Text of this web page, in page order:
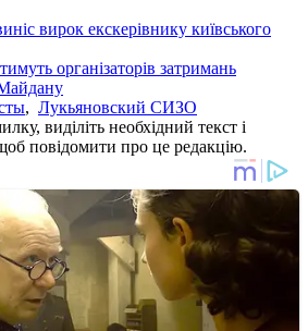
вирок екскерівнику київського
організаторів затримань
, Лукьяновский СИЗО
виділіть необхідний текст і
повідомити про це редакцію.